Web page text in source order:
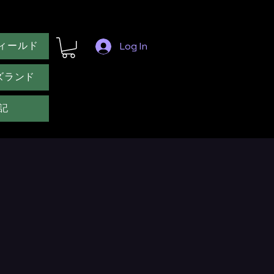
ールド
ランド
Log In